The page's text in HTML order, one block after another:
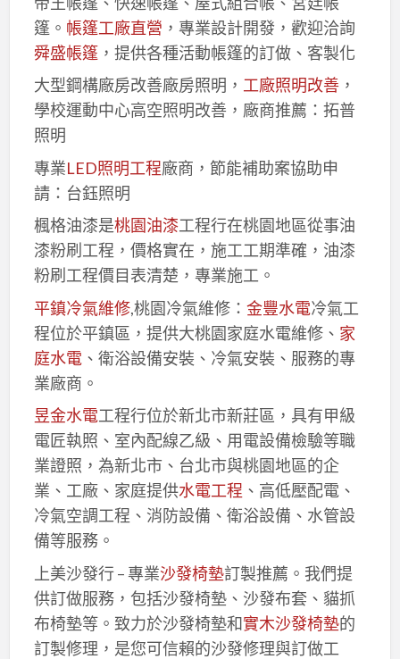
篷。 帳篷工廠直營 ，專業設計開發，歡迎洽詢
舜盛帳篷，提供各種活動帳篷的訂做、客製化
大型鋼構廠房改善廠房照明， 工廠照明改善，
學校運動中心高空照明改善，廠商推薦：拓普
照明
專業LED照明工程廠商，節能補助案協助申
請：台鈺照明
楓格油漆是桃園油漆工程行在桃園地區從事油
漆粉刷工程，價格實在，施工工期準確，油漆
粉刷工程價目表清楚，專業施工。
平鎮冷氣維修,桃園冷氣維修： 金豐水電冷氣工
程位於平鎮區，提供大桃園家庭水電維修、 家
庭水電、衛浴設備安裝、冷氣安裝、服務的專
業廠商。
昱金水電工程行位於新北市新莊區，具有甲級
電匠執照、室內配線乙級、用電設備檢驗等職
業證照，為新北市、台北市與桃園地區的企
業、工廠、家庭提供水電工程 、高低壓配電、
冷氣空調工程、消防設備、衛浴設備、水管設
備等服務。
上美沙發行 – 專業沙發椅墊訂製推薦。我們提
供訂做服務，包括沙發椅墊、沙發布套、貓抓
布椅墊等。致力於沙發椅墊和實木沙發椅墊的
訂製修理，是您可信賴的沙發修理與訂做工